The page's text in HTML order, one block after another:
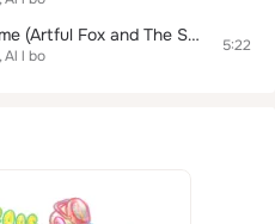
Accused In Fashion Crime (Artful Fox and The Soap Opera Remix, Special Edition)
Al l bo
5:22